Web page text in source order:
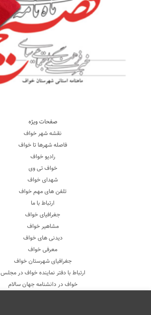
صفحات ویژه
نقشه شهر خواف
فاصله شهرها تا خواف
رادیو خواف
خواف تی وی
شهدای خواف
تلفن های مهم خواف
ارتباط با ما
جغرافیای خواف
مشاهیر خواف
دیدنی های خواف
معرفی خواف
جغرافیای شهرستان خواف
ارتباط با دفتر نماینده خواف در مجلس
خواف در دانشنامه جهان سالام